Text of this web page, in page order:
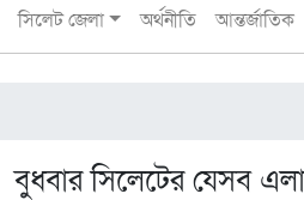
সিলেট জেলা অর্থনীতি আন্তর্জাতিক
বুধবার সিলেটের যেসব